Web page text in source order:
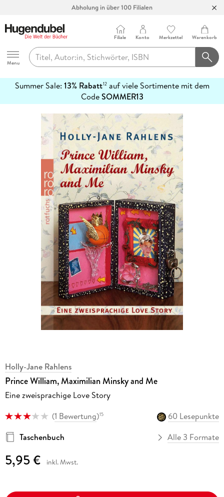
Abholung in über 100 Filialen
Hugendubel
Menu
Filiale Konto Merkzettel Warenkorb
Summer Sale: 13% Rabatt12auf viele Sortimente mit dem
CodeSOMMER13
erfahren
Holly-Jane Rahlens
Prince William, Maximilian Minsky and Me
Eine zweisprachige Love Story
(1 Bewertung)15
60 Lesepunkte
Taschenbuch
Alle 3 Formate
5,95 € inkl. Mwst.